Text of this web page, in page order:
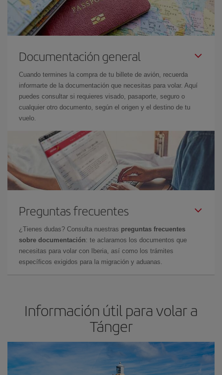
Documentación general
Cuando termines la compra de tu billete de avión, recuerda
informarte de la documentación que necesitas para volar. Aquí
puedes consultar si requieres visado, pasaporte, seguro o
cualquier otro documento, según el origen y el destino de tu
vuelo.
Preguntas frecuentes
¿Tienes dudas? Consulta nuestras preguntas frecuentes
sobre documentación: te aclaramos los documentos que
necesitas para volar con Iberia, así como los trámites
específicos exigidos para la migración y aduanas.
Información útil para volar a
Tánger